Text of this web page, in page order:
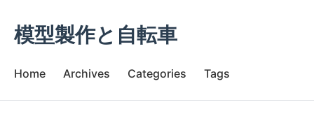
模型製作と自転車
Home Archives Categories Tags